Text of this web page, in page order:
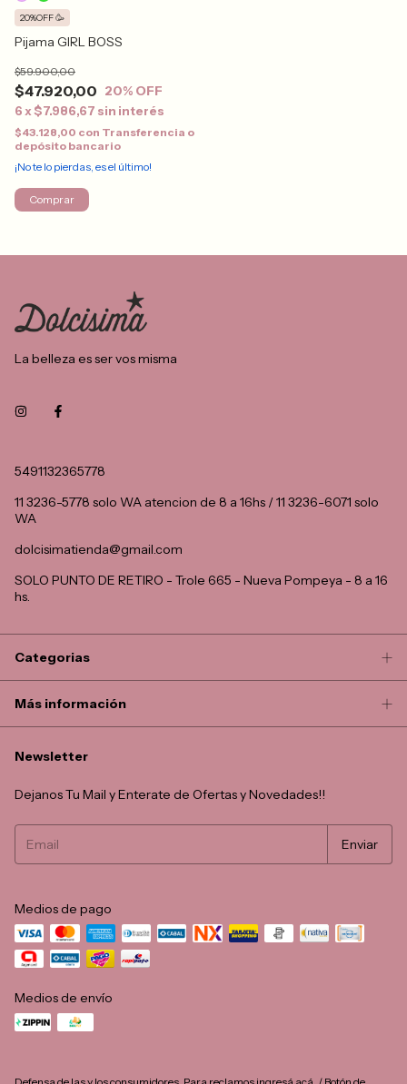
Pijama GIRL BOSS
$47.920,00
$59.900,00
20% OFF
6 x$7.986,67 sin interés
20%OFF 🥳
$43.128,00 con Transferencia o
depósito bancario
¡No te lo pierdas, es el último!
Comprar
La belleza es ser vos misma
5491132365778
11 3236-5778 solo WA atencion de 8 a 16hs / 11 3236-6071 solo
WA
dolcisimatienda@gmail.com
SOLO PUNTO DE RETIRO - Trole 665 - Nueva Pompeya - 8 a 16
hs.
Categorias
Más información
Newsletter
Dejanos Tu Mail y Enterate de Ofertas y Novedades!!
Medios de pago
Medios de envío